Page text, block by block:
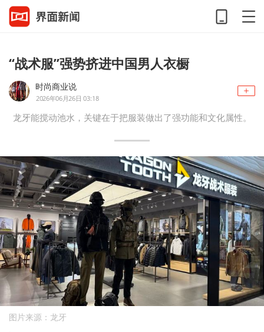
“战术服”强势挤进中国男人衣橱
时尚商业说
2026年06月26日 03:18
龙牙能搅动池水，关键在于把服装做出了强功能和文化属性。
图片来源：龙牙